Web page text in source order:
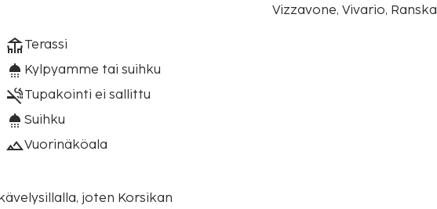
Terassi
Kylpyamme tai suihku
Tupakointi ei sallittu
Suihku
Vuorinäköala
joten Korsikan
Vizzavone, Vivario, Ranska